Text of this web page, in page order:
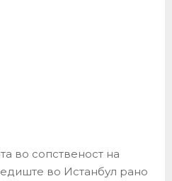
во сопственост на
во Истанбул рано